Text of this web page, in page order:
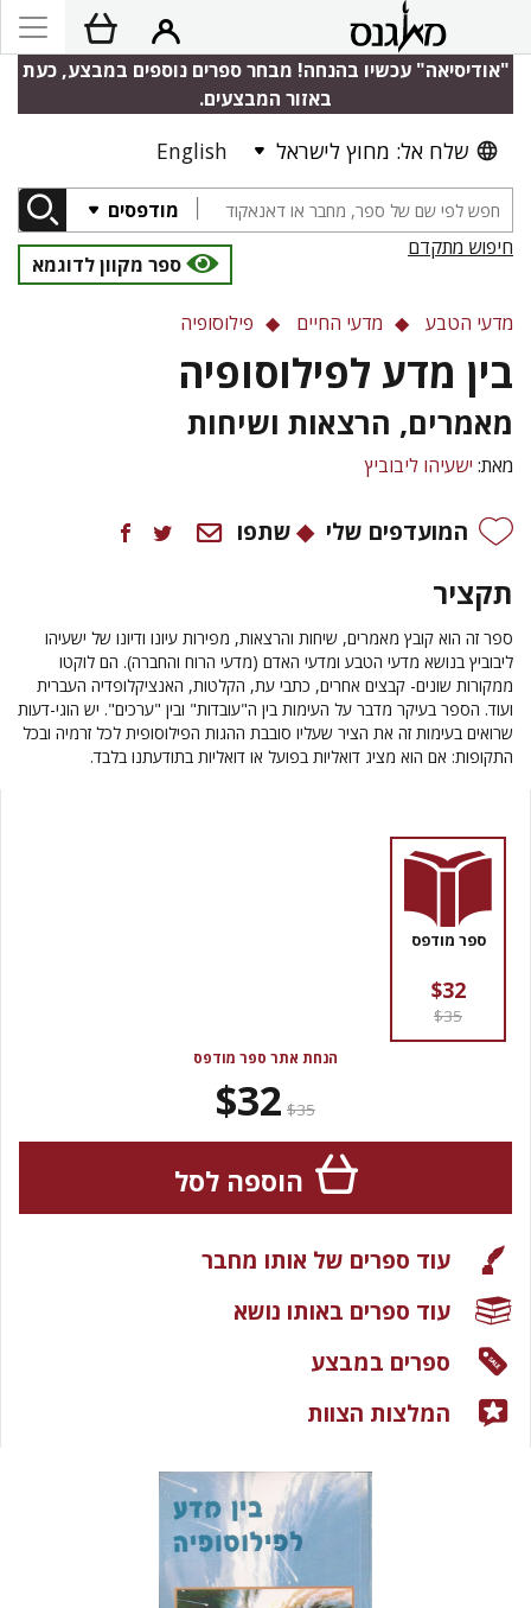
"אודיסיאה" עכשיו בהנחה! מבחר ספרים נוספים במבצע, כעת
באזור המבצעים.
שלח אל: מחוץ לישראל English
מודפסים
חיפוש מתקדם
ספר מקוון לדוגמא
מדעי הטבע מדעי החיים פילוסופיה
בין מדע לפילוסופיה
מאמרים, הרצאות ושיחות
מאת: ישעיהו ליבוביץ
המועדפים שלי שתפו
תקציר
ספר זה הוא קובץ מאמרים, שיחות והרצאות, מפירות עיונו ודיונו של ישעיהו
ליבוביץ בנושא מדעי הטבע ומדעי האדם (מדעי הרוח והחברה). הם לוקטו
ממקורות שונים- קבצים אחרים, כתבי עת, הקלטות, האנציקלופדיה העברית
ועוד. הספר בעיקר מדבר על העימות בין ה"עובדות" ובין "ערכים". יש הוגי-דעות
שרואים בעימות זה את הציר שעליו סובבת ההגות הפילוסופית לכל זרמיה ובכל
התקופות: אם הוא מציג דואליות בפועל או דואליות בתודעתנו בלבד.
ספר מודפס
$32
$35
הנחת אתר ספר מודפס
$35
$32
הוספה לסל
עוד ספרים של אותו מחבר
עוד ספרים באותו נושא
ספרים במבצע
המלצות הצוות